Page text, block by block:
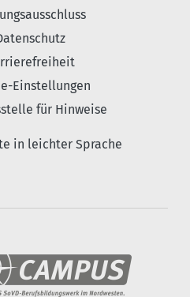
Einstellungen
für Hinweise
in leichter Sprache